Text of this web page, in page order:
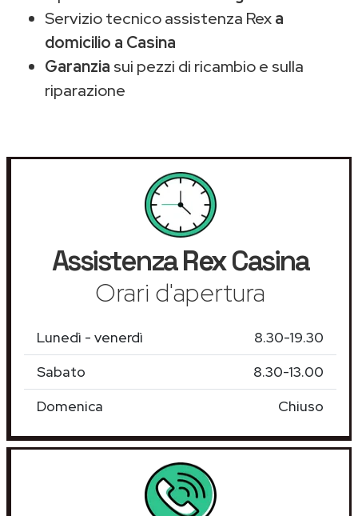
Servizio tecnico assistenza Rexa
domicilio a Casina
Garanzia sui pezzi di ricambio e sulla
riparazione
AssistenzaRexCasina
Orari d'apertura
Lunedì - venerdì
8.30-19.30
Sabato
8.30-13.00
Domenica
Chiuso